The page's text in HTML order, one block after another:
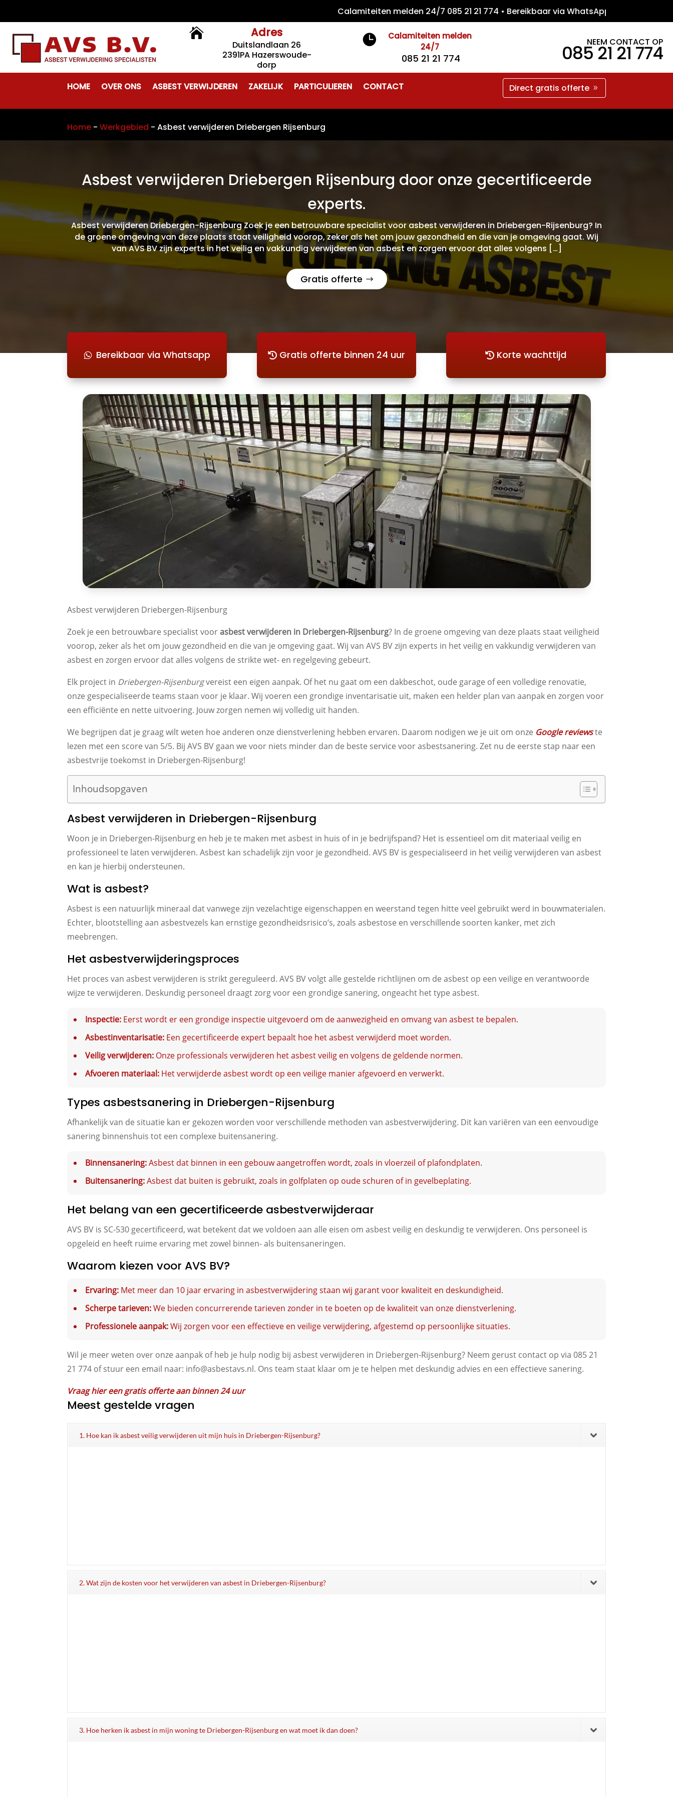
Calamiteiten melden 24/7 085 21 21 774 • Bereikbaar via WhatsApp •
 Adres
Duitslandlaan 26
2391PA Hazerswoude-
dorp

Calamiteiten melden
24/7
085 21 21 774
NEEM CONTACT OP
085 21 21 774
HOME OVER ONS ASBEST VERWIJDEREN ZAKELIJK PARTICULIEREN CONTACT Direct gratis offerte
Home -Werkgebied -Asbest verwijderen Driebergen Rijsenburg
Asbest verwijderen Driebergen Rijsenburg door onze gecertificeerde
experts.
Asbest verwijderen Driebergen-Rijsenburg Zoek je een betrouwbare specialist voor asbest verwijderen in Driebergen-Rijsenburg? In
de groene omgeving van deze plaats staat veiligheid voorop, zeker als het om jouw gezondheid en die van je omgeving gaat. Wij
van AVS BV zijn experts in het veilig en vakkundig verwijderen van asbest en zorgen ervoor dat alles volgens […]
Gratis offerte
Bereikbaar via Whatsapp Gratis offerte binnen 24 uur Korte wachttijd
Asbest verwijderen Driebergen-Rijsenburg
Zoek je een betrouwbare specialist voorasbest verwijderen in Driebergen-Rijsenburg? In de groene omgeving van deze plaats staat veiligheid
voorop, zeker als het om jouw gezondheid en die van je omgeving gaat. Wij van AVS BV zijn experts in het veilig en vakkundig verwijderen van
asbest en zorgen ervoor dat alles volgens de strikte wet- en regelgeving gebeurt.
Elk project in Driebergen-Rijsenburgvereist een eigen aanpak. Of het nu gaat om een dakbeschot, oude garage of een volledige renovatie,
onze gespecialiseerde teams staan voor je klaar. Wij voeren een grondige inventarisatie uit, maken een helder plan van aanpak en zorgen voor
een efficiënte en nette uitvoering. Jouw zorgen nemen wij volledig uit handen.
We begrijpen dat je graag wilt weten hoe anderen onze dienstverlening hebben ervaren. Daarom nodigen we je uit om onze Google reviewste
lezen met een score van 5/5. Bij AVS BV gaan we voor niets minder dan de beste service voor asbestsanering. Zet nu de eerste stap naar een
asbestvrije toekomst in Driebergen-Rijsenburg!
Inhoudsopgaven
Asbest verwijderen in Driebergen-Rijsenburg
Woon je in Driebergen-Rijsenburg en heb je te maken met asbest in huis of in je bedrijfspand? Het is essentieel om dit materiaal veilig en
professioneel te laten verwijderen. Asbest kan schadelijk zijn voor je gezondheid. AVS BV is gespecialiseerd in het veilig verwijderen van asbest
en kan je hierbij ondersteunen.
Wat is asbest?
Asbest is een natuurlijk mineraal dat vanwege zijn vezelachtige eigenschappen en weerstand tegen hitte veel gebruikt werd in bouwmaterialen.
Echter, blootstelling aan asbestvezels kan ernstige gezondheidsrisico’s, zoals asbestose en verschillende soorten kanker, met zich
meebrengen.
Het asbestverwijderingsproces
Het proces van asbest verwijderen is strikt gereguleerd. AVS BV volgt alle gestelde richtlijnen om de asbest op een veilige en verantwoorde
wijze te verwijderen. Deskundig personeel draagt zorg voor een grondige sanering, ongeacht het type asbest.
Inspectie: Eerst wordt er een grondige inspectie uitgevoerd om de aanwezigheid en omvang van asbest te bepalen.
Asbestinventarisatie: Een gecertificeerde expert bepaalt hoe het asbest verwijderd moet worden.
Veilig verwijderen: Onze professionals verwijderen het asbest veilig en volgens de geldende normen.
Afvoeren materiaal: Het verwijderde asbest wordt op een veilige manier afgevoerd en verwerkt.
Types asbestsanering in Driebergen-Rijsenburg
Afhankelijk van de situatie kan er gekozen worden voor verschillende methoden van asbestverwijdering. Dit kan variëren van een eenvoudige
sanering binnenshuis tot een complexe buitensanering.
Binnensanering:Asbest dat binnen in een gebouw aangetroffen wordt, zoals in vloerzeil of plafondplaten.
Buitensanering:Asbest dat buiten is gebruikt, zoals in golfplaten op oude schuren of in gevelbeplating.
Het belang van een gecertificeerde asbestverwijderaar
AVS BV is SC-530 gecertificeerd, wat betekent dat we voldoen aan alle eisen om asbest veilig en deskundig te verwijderen. Ons personeel is
opgeleid en heeft ruime ervaring met zowel binnen- als buitensaneringen.
Waarom kiezen voor AVS BV?
Ervaring: Met meer dan 10 jaar ervaring in asbestverwijdering staan wij garant voor kwaliteit en deskundigheid.
Scherpe tarieven:We bieden concurrerende tarieven zonder in te boeten op de kwaliteit van onze dienstverlening.
Professionele aanpak:Wij zorgen voor een effectieve en veilige verwijdering, afgestemd op persoonlijke situaties.
Wil je meer weten over onze aanpak of heb je hulp nodig bij asbest verwijderen in Driebergen-Rijsenburg? Neem gerust contact op via 085 21
21 774 of stuur een email naar: info@asbestavs.nl. Ons team staat klaar om je te helpen met deskundig advies en een effectieve sanering.
Vraag hier een gratis offerte aan binnen 24 uur
Meest gestelde vragen
1. Hoe kan ik asbest veilig verwijderen uit mijn huis in Driebergen-Rijsenburg?
2. Wat zijn de kosten voor het verwijderen van asbest in Driebergen-Rijsenburg?
3. Hoe herken ik asbest in mijn woning te Driebergen-Rijsenburg en wat moet ik dan doen?